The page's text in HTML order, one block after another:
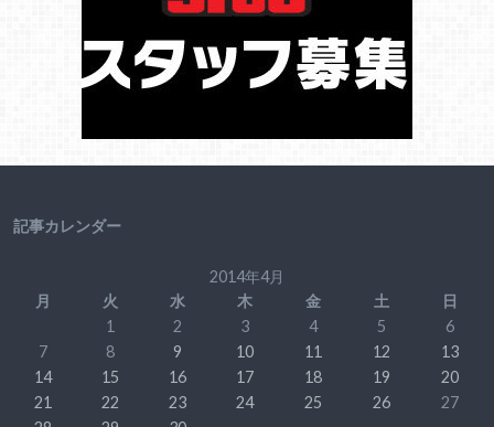
記事カレンダー
2014年4月
月
火 水 木 金 土
日
1
2 3 4 5
6
7
8 9 10 11 12
13
14
15 16 17 18 19
20
21
22 23 24 25 26
27